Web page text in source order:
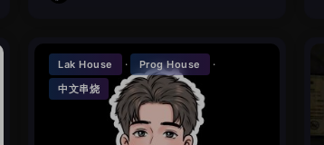
Lak House · Prog House ·
中文串烧